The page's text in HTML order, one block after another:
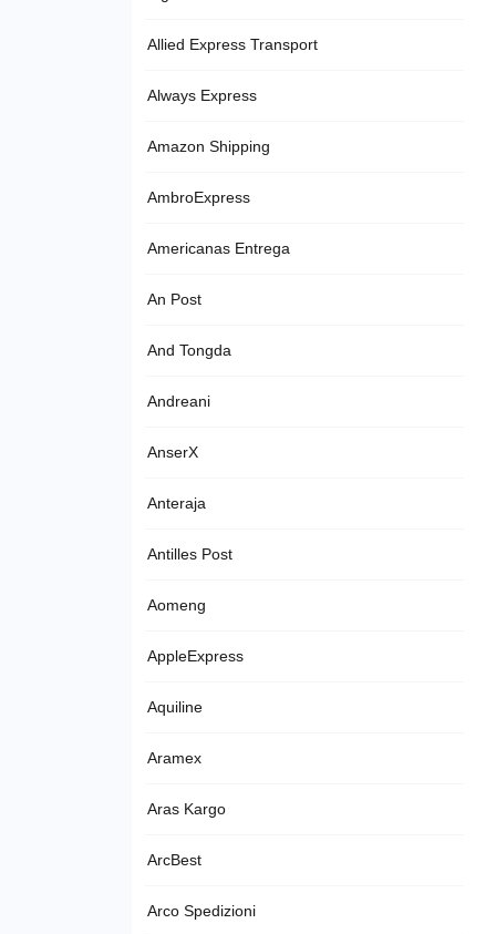
Allied Express Transport
Always Express
Amazon Shipping
AmbroExpress
Americanas Entrega
An Post
And Tongda
Andreani
AnserX
Anteraja
Antilles Post
Aomeng
AppleExpress
Aquiline
Aramex
Aras Kargo
ArcBest
Arco Spedizioni